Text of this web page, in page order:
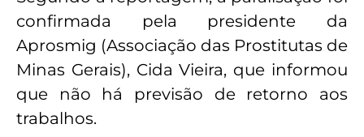
confirmada pela presidente da
Aprosmig (Associação das Prostitutas de
Minas Gerais), Cida Vieira, que informou
que não há previsão de retorno aos
trabalhos.